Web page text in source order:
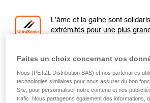
L’âme et la gaine sont
extrémités pour une plus
Signale le milieu de la corde
manœuvres (sauf en longueur
Faites un choix concernant vos
Nous (PETZL Distribution SAS) et nos partenaires
technologies similaires pour nous assurer du bon
Site, pour personnaliser notre contenu et nos
trafic. Nous partageons également des informations,